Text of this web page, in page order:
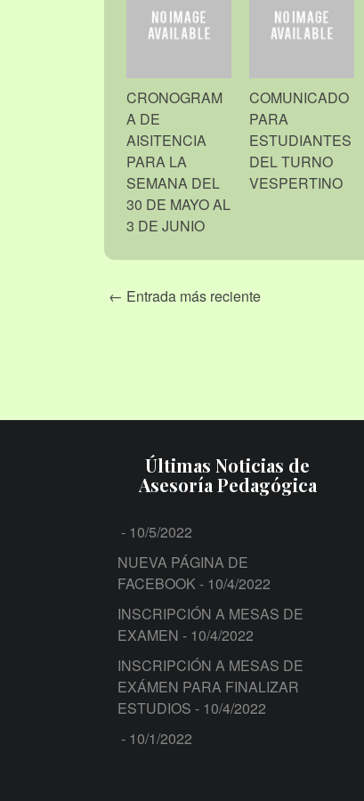
CRONOGRAM
A DE
AISITENCIA
PARA LA
SEMANA DEL
30 DE MAYO AL
3 DE JUNIO
COMUNICADO
PARA
ESTUDIANTES
DEL TURNO
VESPERTINO
← Entrada más reciente
Últimas Noticias de
Asesoría Pedagógica
- 10/5/2022
NUEVA PÁGINA DE
FACEBOOK - 10/4/2022
INSCRIPCIÓN A MESAS DE
EXAMEN - 10/4/2022
INSCRIPCIÓN A MESAS DE
EXÁMEN PARA FINALIZAR
ESTUDIOS - 10/4/2022
- 10/1/2022